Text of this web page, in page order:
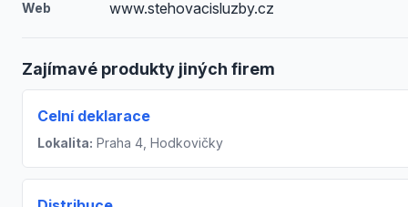
Web www.stehovacisluzby.cz
Zajímavé produkty jiných firem
Celní deklarace
Lokalita: Praha 4, Hodkovičky